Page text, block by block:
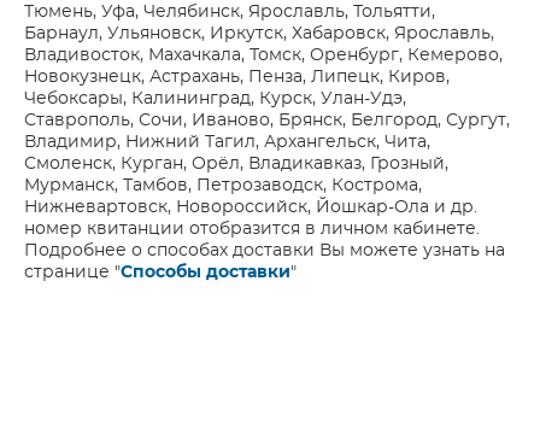
Тюмень, Уфа, Челябинск, Ярославль, Тольятти,
Барнаул, Ульяновск, Иркутск, Хабаровск, Ярославль,
Владивосток, Махачкала, Томск, Оренбург, Кемерово,
Новокузнецк, Астрахань, Пенза, Липецк, Киров,
Чебоксары, Калининград, Курск, Улан-Удэ,
Ставрополь, Сочи, Иваново, Брянск, Белгород, Сургут,
Владимир, Нижний Тагил, Архангельск, Чита,
Смоленск, Курган, Орёл, Владикавказ, Грозный,
Мурманск, Тамбов, Петрозаводск, Кострома,
Нижневартовск, Новороссийск, Йошкар-Ола и др.
номер квитанции отобразится в личном кабинете.
Подробнее о способах доставки Вы можете узнать на
странице "Способы доставки"